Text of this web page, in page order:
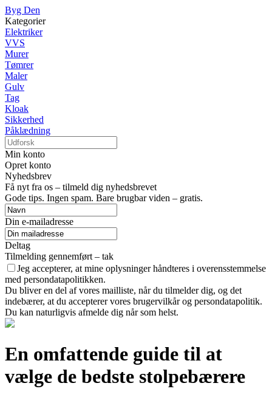
Byg Den
Kategorier
Elektriker
VVS
Murer
Tømrer
Maler
Gulv
Tag
Kloak
Sikkerhed
Påklædning
Min konto
Opret konto
Nyhedsbrev
Få nyt fra os – tilmeld dig nyhedsbrevet
Gode tips. Ingen spam. Bare brugbar viden – gratis.
Din e-mailadresse
Deltag
Tilmelding gennemført – tak
Jeg accepterer, at mine oplysninger håndteres i overensstemmelse
med persondatapolitikken.
Du bliver en del af vores mailliste, når du tilmelder dig, og det
indebærer, at du accepterer vores brugervilkår og persondatapolitik.
Du kan naturligvis afmelde dig når som helst.
En omfattende guide til at
vælge de bedste stolpebærere